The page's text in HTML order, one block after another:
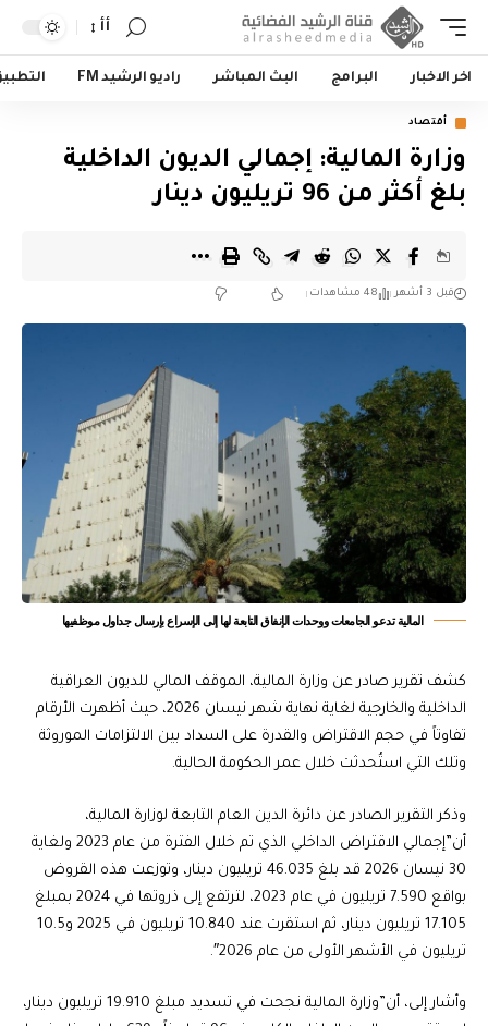
أأ
اخر الاخبار البرامج البث المباشر راديو الرشيد FM
أقتصاد
وزارة المالية: إجمالي الديون الداخلية
بلغ أكثر من 96 تريليون دينار
قبل 3 أشهر 48 مشاهدات
المالية تدعو الجامعات ووحدات الإنفاق التابعة لها إلى الإسراع بإرسال جداول موظفيها
كشف تقرير صادر عن وزارة المالية، الموقف المالي للديون العراقية
الداخلية والخارجية لغاية نهاية شهر نيسان 2026، حيث أظهرت الأرقام
تفاوتاً في حجم الاقتراض والقدرة على السداد بين الالتزامات الموروثة
وتلك التي استُحدثت خلال عمر الحكومة الحالية.
وذكر التقرير الصادر عن دائرة الدين العام التابعة لوزارة المالية،
أن”إجمالي الاقتراض الداخلي الذي تم خلال الفترة من عام 2023 ولغاية
30 نيسان 2026 قد بلغ 46.035 تريليون دينار، وتوزعت هذه القروض
بواقع 7.590 تريليون في عام 2023، لترتفع إلى ذروتها في 2024 بمبلغ
17.105 تريليون دينار، ثم استقرت عند 10.840 تريليون في 2025 و10.5
تريليون في الأشهر الأولى من عام 2026″.
وأشار إلى، أن”وزارة المالية نجحت في تسديد مبلغ 19.910 تريليون دينار،